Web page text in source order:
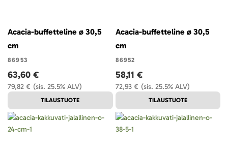
Acacia-buffetteline ø 30,5
cm
86953
(sis. 25.5% ALV)
79,82 €
63,60 €
TILAUSTUOTE
Acacia-buffetteline ø 30,5
cm
86952
(sis. 25.5% ALV)
72,93 €
58,11 €
TILAUSTUOTE